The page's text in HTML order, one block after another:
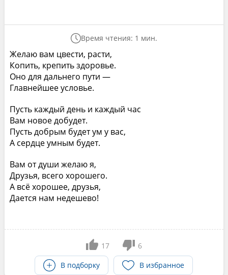
Время чтения: 1 мин.
Желаю вам цвести, расти,
Копить, крепить здоровье.
Оно для дальнего пути —
Главнейшее условье.
Пусть каждый день и каждый час
Вам новое добудет.
Пусть добрым будет ум у вас,
А сердце умным будет.
Вам от души желаю я,
Друзья, всего хорошего.
А всё хорошее, друзья,
Дается нам недешево!
17
6
В подборку
В избранное